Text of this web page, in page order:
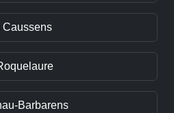
Caussens
Barbarens